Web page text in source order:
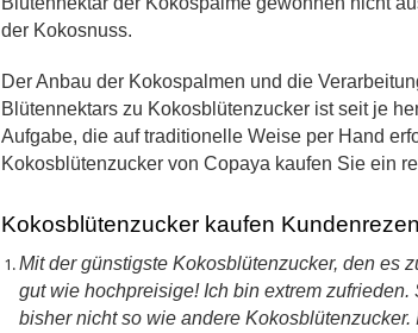
der Kokosnuss.
Der Anbau der Kokospalmen und die
Blütennektars zu Kokosblütenzucker ist seit je
Aufgabe, die auf traditionelle Weise per Hand
Kokosblütenzucker von Copaya kaufen Sie ein
Kokosblütenzucker kaufen
Mit der günstigste Kokosblütenzucker, den es
gut wie hochpreisige! Ich bin extrem
bisher nicht so wie andere